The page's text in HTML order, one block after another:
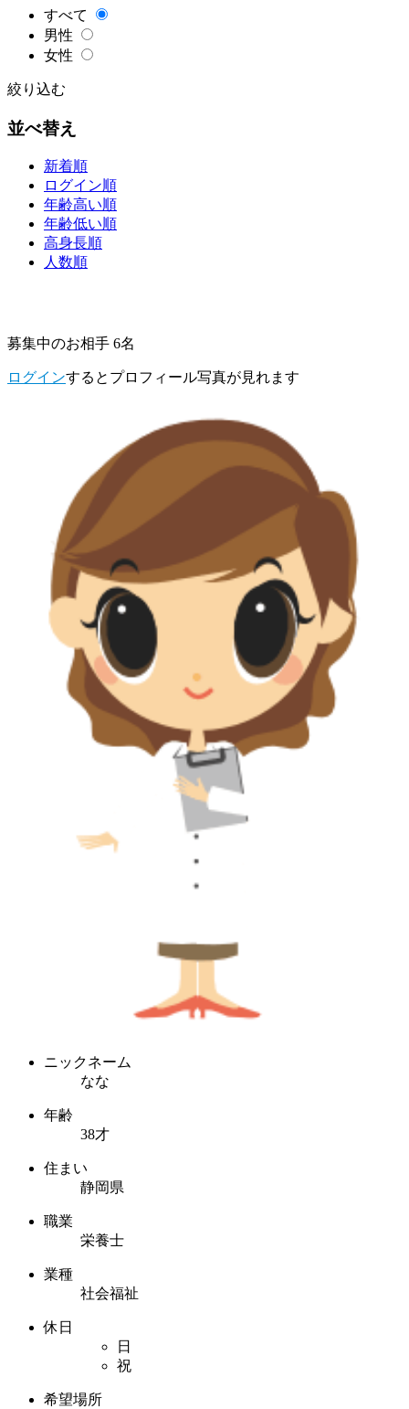
すべて
男性
女性
絞り込む
並べ替え
新着順
ログイン順
年齢高い順
年齢低い順
高身長順
人数順
募集中のお相手 6名
ログインするとプロフィール写真が見れます
ニックネーム
なな
年齢
38才
住まい
静岡県
職業
栄養士
業種
社会福祉
休日
日
祝
希望場所